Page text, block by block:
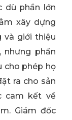
dù phần lớn
xây dựng
và giới thiệu
nhưng phần
cho phép họ
ra cho sản
cam kết về
Giám đốc